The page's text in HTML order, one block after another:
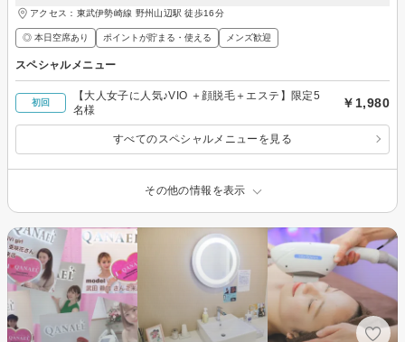
アクセス：東武伊勢崎線 野州山辺駅 徒歩16分
◎ 本日空席あり ポイントが貯まる・使える メンズ歓迎
スペシャルメニュー
初回
【大人女子に人気♪VIO ＋顔脱毛＋エステ】限定5
名様
￥1,980
すべてのスペシャルメニューを見る
その他の情報を表示